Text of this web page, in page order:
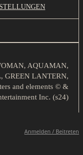
AQUAMAN,
GREEN LANTERN,
and elements © &
Inc. (s24)
Anmelden / Beitreten